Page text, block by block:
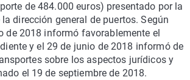
de 484.000 euros) presentado por la
dirección general de puertos. Según
de 2018 informó favorablemente el
y el 29 de junio de 2018 informó de
sobre los aspectos jurídicos y
el 19 de septiembre de 2018.